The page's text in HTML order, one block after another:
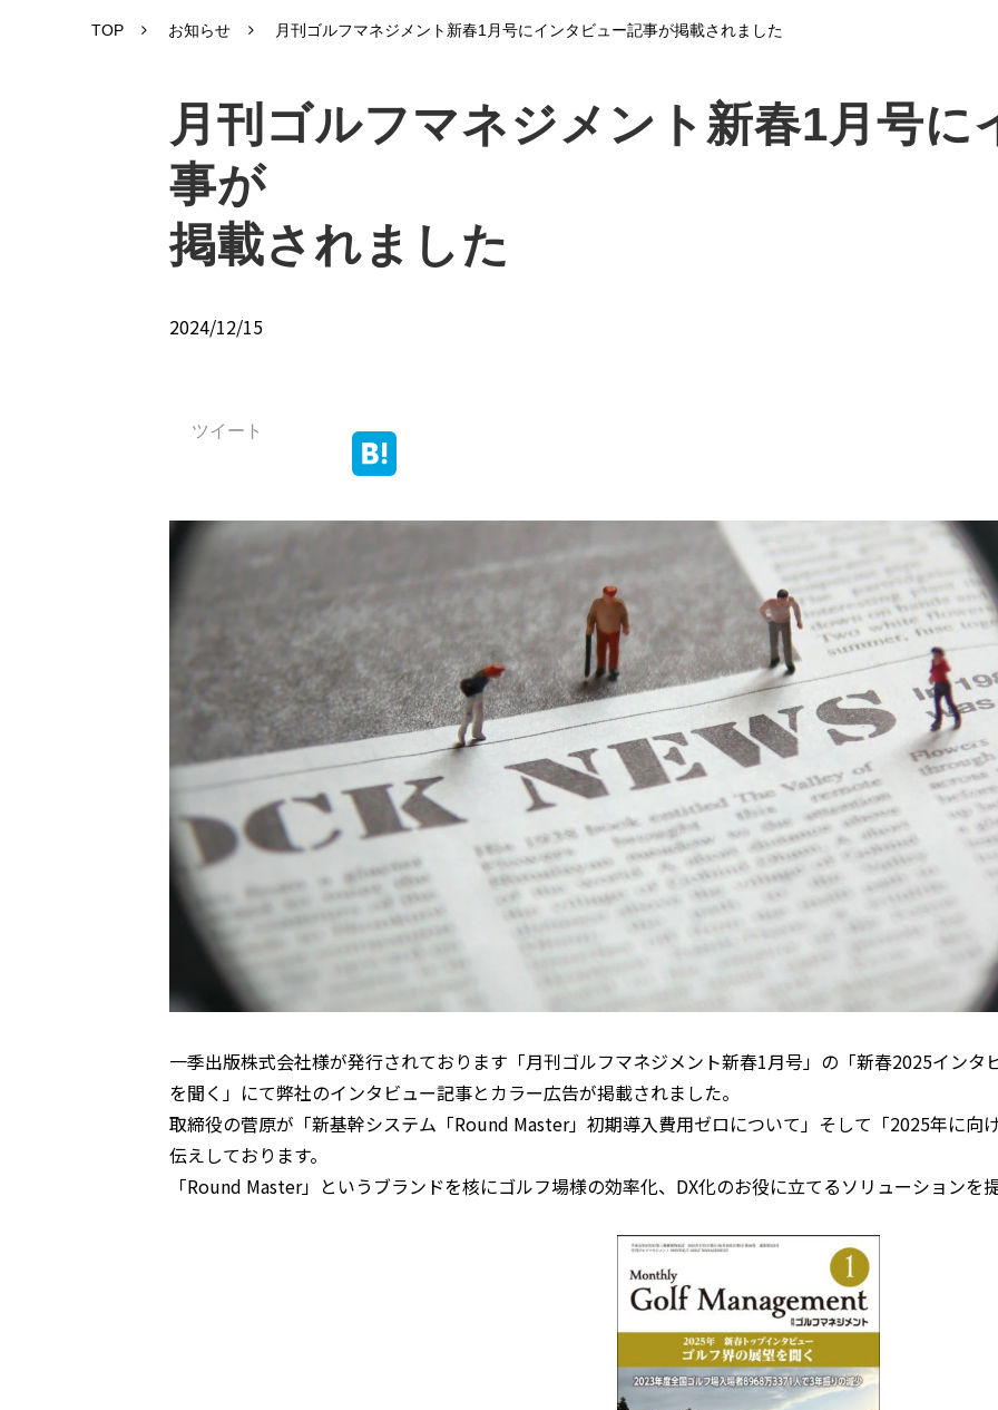
TOP お知らせ 月刊ゴルフマネジメント新春1月号にインタビュー記事が掲載されました
月刊ゴルフマネジメント新春1月号に
事が
掲載されました
2024/12/15
ツイート
一季出版株式会社様が発行されております「月刊ゴルフマネジメント新春1月号」の「新春2025イン
を聞く」にて弊社のインタビュー記事とカラー広告が掲載されました。
取締役の菅原が「新基幹システム「Round Master」初期導入費用ゼロについて」そして「2025年に向
伝えしております。
「Round Master」というブランドを核にゴルフ場様の効率化、DX化のお役に立てるソリューションを